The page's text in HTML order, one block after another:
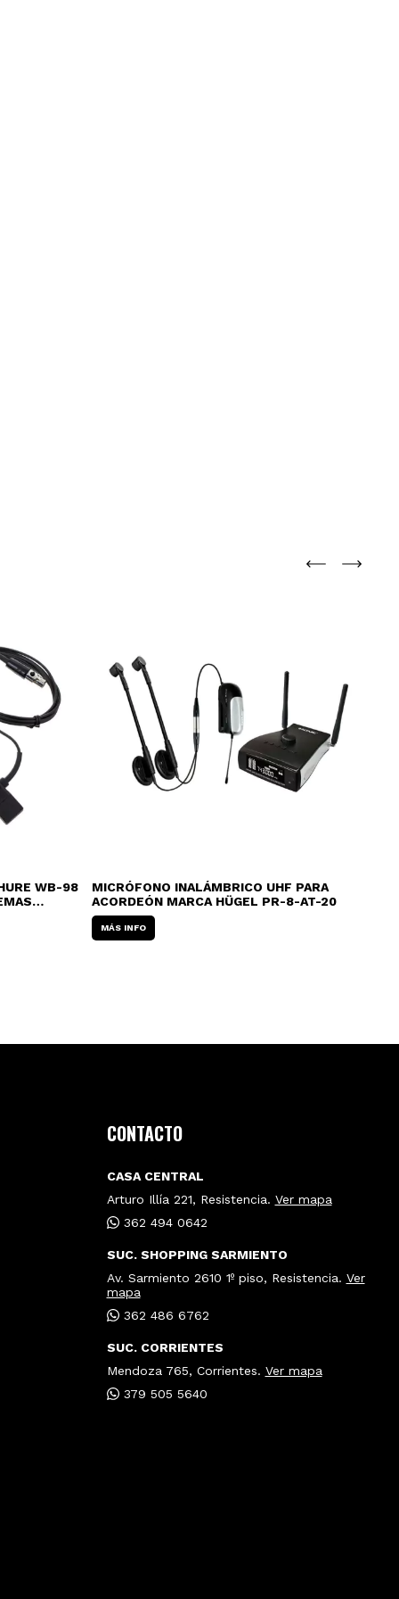
WB-98
MICRÓFONO INALÁMBRICO UHF PARA
ACORDEÓN MARCA HÜGEL PR-8-AT-20
MÁS INFO
CONTACTO
CASA CENTRAL
Arturo Illía 221, Resistencia. Ver mapa
362 494 0642
SUC. SHOPPING SARMIENTO
Av. Sarmiento 2610 1º piso, Resistencia. Ver
mapa
362 486 6762
SUC. CORRIENTES
Mendoza 765, Corrientes. Ver mapa
379 505 5640